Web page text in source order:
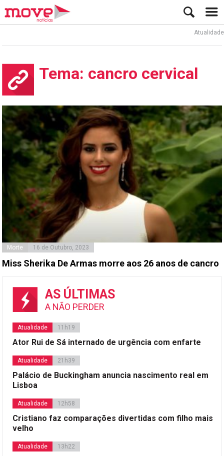
Atualidade
Tema: cancro cervical
Morte 16 de Outubro, 2023
Miss Sherika De Armas morre aos 26 anos de cancro
AS ÚLTIMAS
A NÃO PERDER
Atualidade 11h19
Ator Rui de Sá internado de urgência com enfarte
Atualidade 21h39
Palácio de Buckingham anuncia nascimento real em
Lisboa
Atualidade 12h58
Cristiano faz comparações divertidas com filho mais
velho
Atualidade 13h22